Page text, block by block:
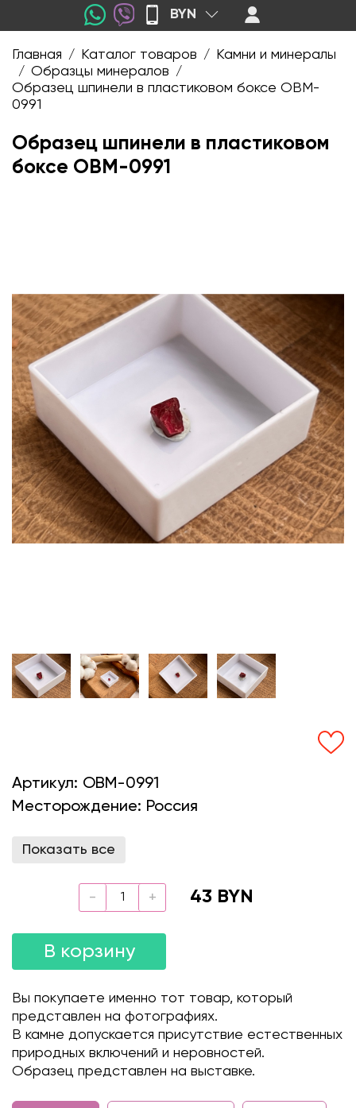
BYN
Главная / Каталог товаров / Камни и минералы
/ Образцы минералов /
Образец шпинели в пластиковом боксе OBM-
0991
Образец шпинели в пластиковом
боксе OBM-0991
Артикул: OBM-0991
Месторождение: Россия
Показать все
43 BYN
В корзину
Вы покупаете именно тот товар, который
представлен на фотографиях.
В камне допускается присутствие естественных
природных включений и неровностей.
Образец представлен на выставке.